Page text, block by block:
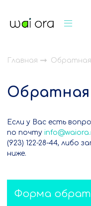
Главная Обратная
Обратная
Если у Вас есть
по почту
(923) 122-28-44, либо
ниже.
Форма